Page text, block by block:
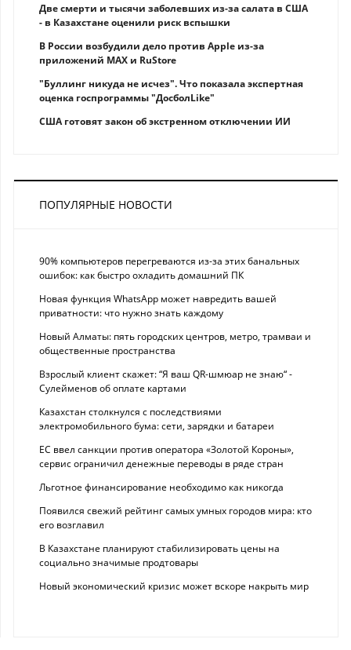
Две смерти и тысячи заболевших из-за салата в США
- в Казахстане оценили риск вспышки
В России возбудили дело против Apple из-за
приложений MAX и RuStore
"Буллинг никуда не исчез". Что показала экспертная
оценка госпрограммы "ДосболLike"
США готовят закон об экстренном отключении ИИ
ПОПУЛЯРНЫЕ НОВОСТИ
90% компьютеров перегреваются из-за этих банальных
ошибок: как быстро охладить домашний ПК
Новая функция WhatsApp может навредить вашей
приватности: что нужно знать каждому
Новый Алматы: пять городских центров, метро, трамваи и
общественные пространства
Взрослый клиент скажет: “Я ваш QR-шмюар не знаю“ -
Сулейменов об оплате картами
Казахстан столкнулся с последствиями
электромобильного бума: сети, зарядки и батареи
ЕС ввел санкции против оператора «Золотой Короны»,
сервис ограничил денежные переводы в ряде стран
Льготное финансирование необходимо как никогда
Появился свежий рейтинг самых умных городов мира: кто
его возглавил
В Казахстане планируют стабилизировать цены на
социально значимые продтовары
Новый экономический кризис может вскоре накрыть мир